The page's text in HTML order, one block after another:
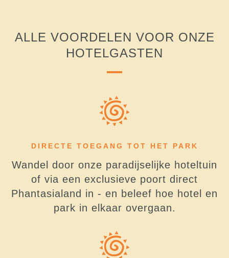
ALLE VOORDELEN VOOR ONZE
HOTELGASTEN
DIRECTE TOEGANG TOT HET PARK
Wandel door onze paradijselijke hoteltuin
of via een exclusieve poort direct
Phantasialand in - en beleef hoe hotel en
park in elkaar overgaan.